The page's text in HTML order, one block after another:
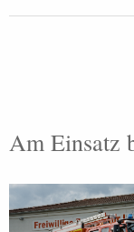
Am Einsatz